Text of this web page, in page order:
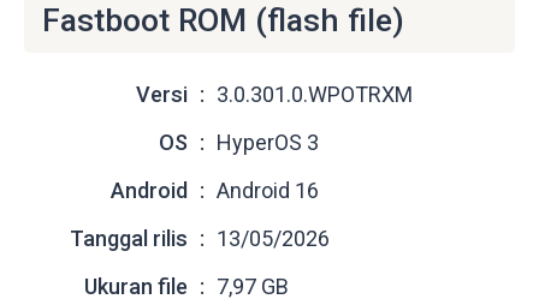
Fastboot ROM (flash file)
Versi
3.0.301.0.WPOTRXM
OS
HyperOS 3
Android
Android 16
Tanggal rilis
13/05/2026
Ukuran file
7,97 GB